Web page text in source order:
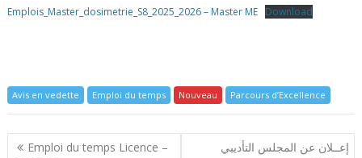
Emplois_Master_dosimetrie_S8_2025_2026 – Master ME Download
Avis en vedette Emploi du temps Nouveau Parcours d’Excellence
Navigation
Emploi du temps Licence –
إعــلان عن المجلس التأديبي